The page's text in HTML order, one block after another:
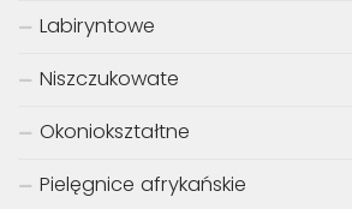
Labiryntowe
Niszczukowate
Okoniokształtne
Pielęgnice afrykańskie